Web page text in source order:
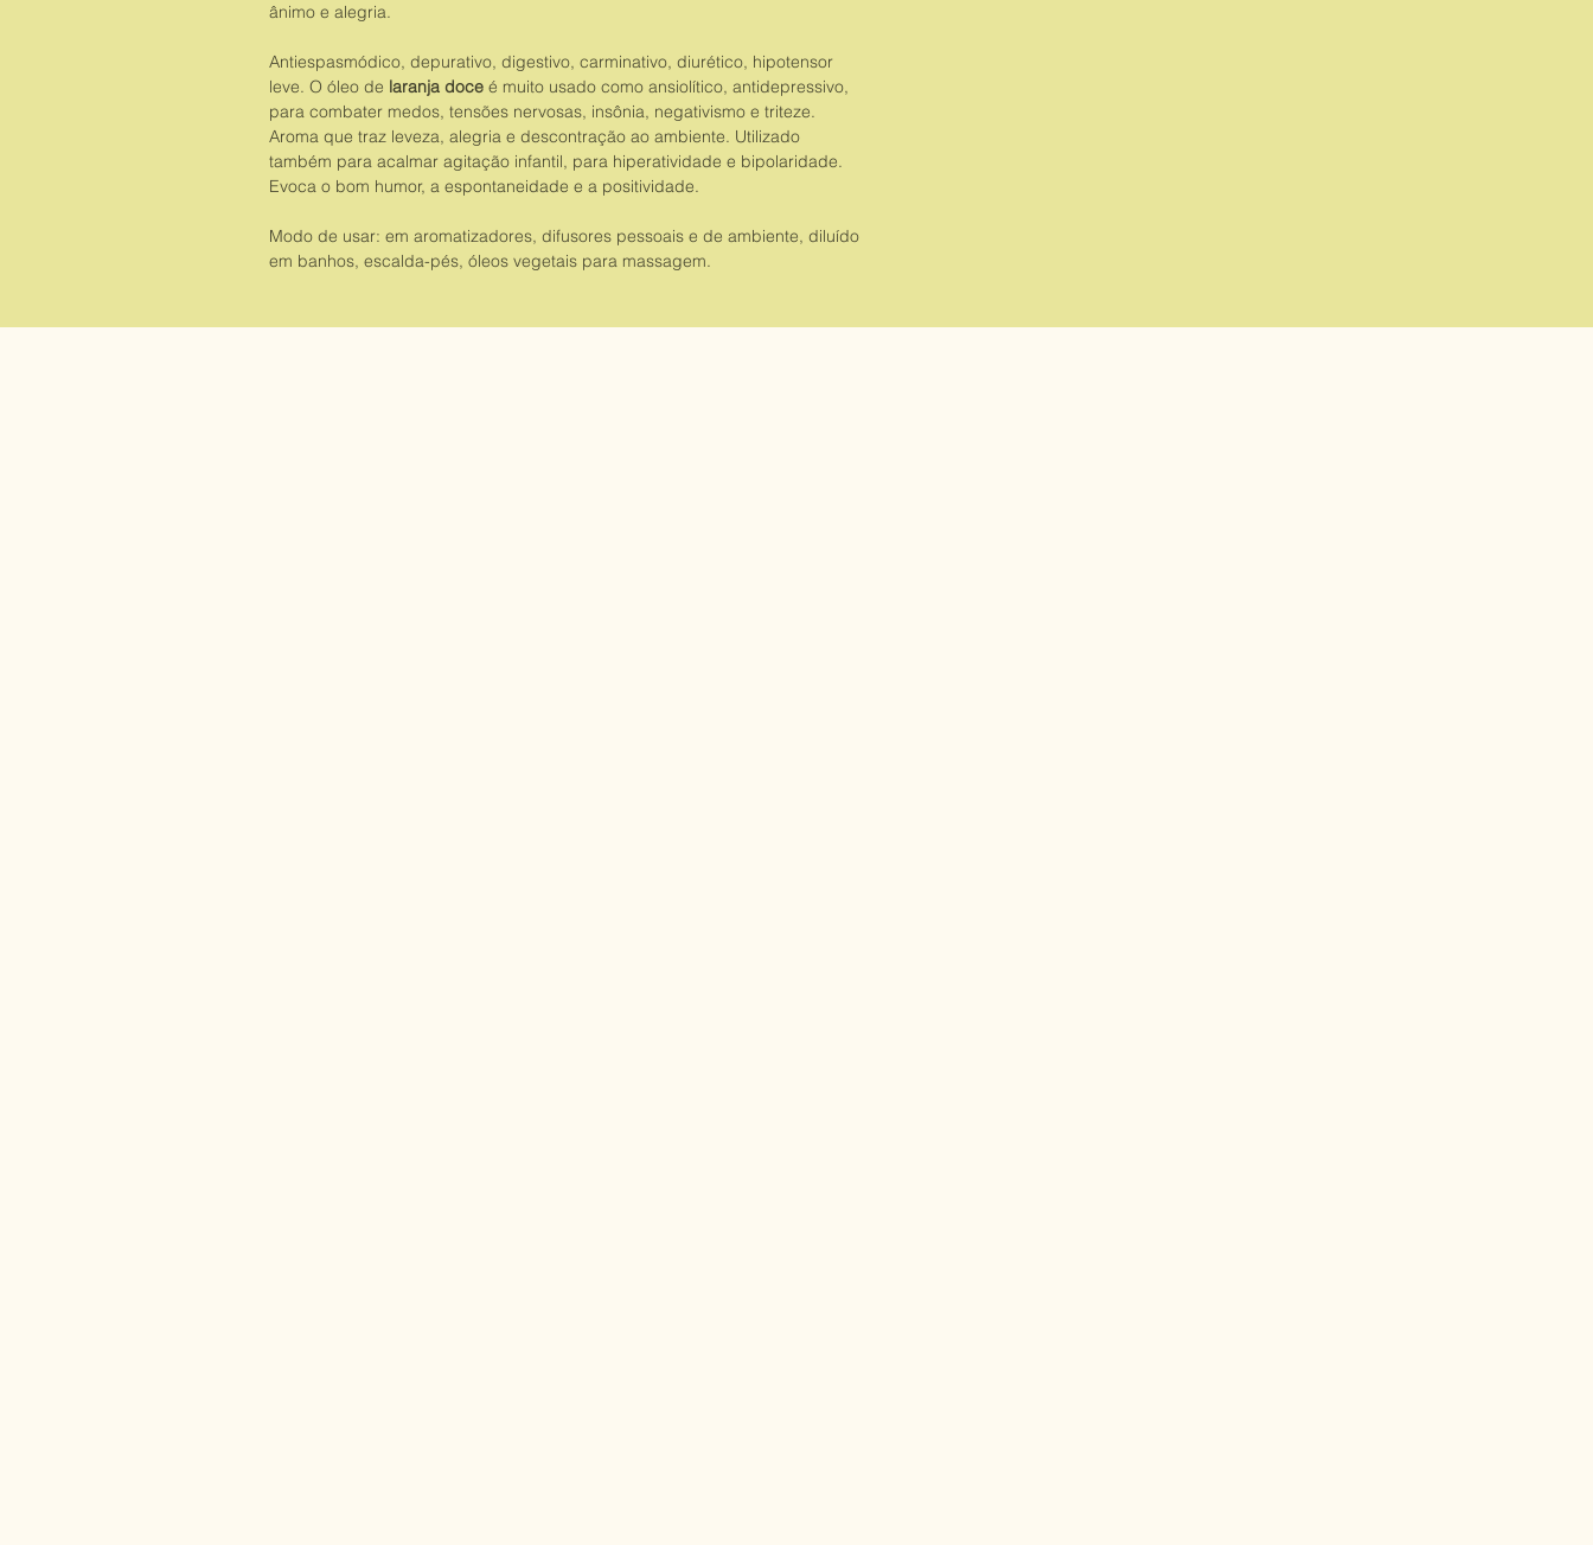
ânimo e alegria.
Antiespasmódico, depurativo, digestivo, carminativo, diurético, hipotensor
leve. O óleo de laranja doce é muito usado como ansiolítico, antidepressivo,
para combater medos, tensões nervosas, insônia, negativismo e triteze.
Aroma que traz leveza, alegria e descontração ao ambiente. Utilizado
também para acalmar agitação infantil, para hiperatividade e bipolaridade.
Evoca o bom humor, a espontaneidade e a positividade.
Modo de usar: em aromatizadores, difusores pessoais e de ambiente, diluído
em banhos, escalda-pés, óleos vegetais para massagem.